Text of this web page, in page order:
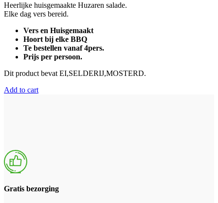
Heerlijke huisgemaakte Huzaren salade.
Elke dag vers bereid.
Vers en Huisgemaakt
Hoort bij elke BBQ
Te bestellen vanaf 4pers.
Prijs per persoon.
Dit product bevat EI,SELDERIJ,MOSTERD.
Add to cart
Gratis bezorging